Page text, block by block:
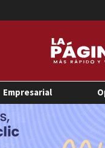
Empresarial